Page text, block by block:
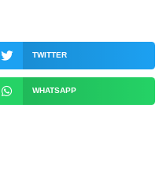
TWITTER
WHATSAPP